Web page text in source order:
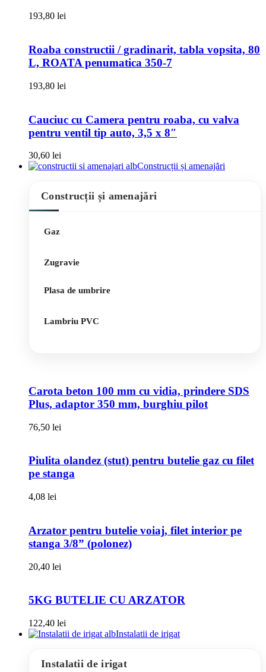
193,80 lei
Roaba constructii / gradinarit, tabla vopsita, 80
L, ROATA penumatica 350-7
193,80 lei
Cauciuc cu Camera pentru roaba, cu valva
pentru ventil tip auto, 3,5 x 8″
30,60 lei
Construcții și amenajări
Construcții și amenajări
Gaz
Zugravie
Plasa de umbrire
Lambriu PVC
Carota beton 100 mm cu vidia, prindere SDS
Plus, adaptor 350 mm, burghiu pilot
76,50 lei
Piulita olandez (stut) pentru butelie gaz cu filet
pe stanga
4,08 lei
Arzator pentru butelie voiaj, filet interior pe
stanga 3/8” (polonez)
20,40 lei
5KG BUTELIE CU ARZATOR
122,40 lei
Instalatii de irigat
Instalatii de irigat